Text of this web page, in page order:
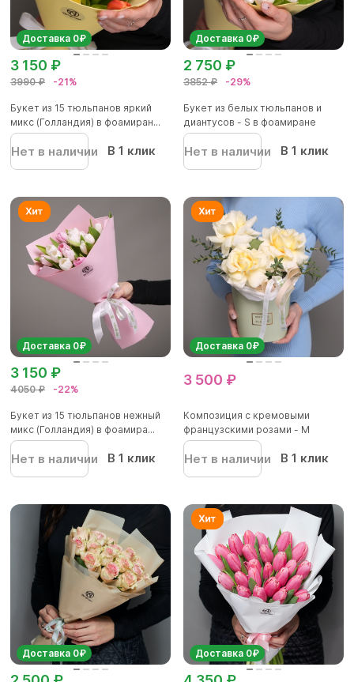
Доставка 0₽
3990 ₽ -21%
3 150 ₽
Букет из 15 тюльпанов яркий
микс (Голландия) в фоамиран...
Нет в наличии В 1 клик
Доставка 0₽
3852 ₽ -29%
2 750 ₽
Букет из белых тюльпанов и
диантусов - S в фоамиране
Нет в наличии В 1 клик
Доставка 0₽
4050 ₽ -22%
3 150 ₽
Букет из 15 тюльпанов нежный
микс (Голландия) в фоамира...
Нет в наличии В 1 клик
Доставка 0₽
3 500 ₽
Композиция с кремовыми
французскими розами - M
Нет в наличии В 1 клик
Доставка 0₽ Доставка 0₽